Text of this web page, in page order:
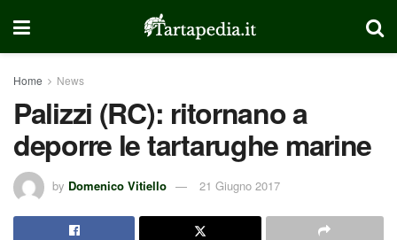
Home News
Palizzi (RC): ritornano a
deporre le tartarughe marine
by Domenico Vitiello 21 Giugno 2017